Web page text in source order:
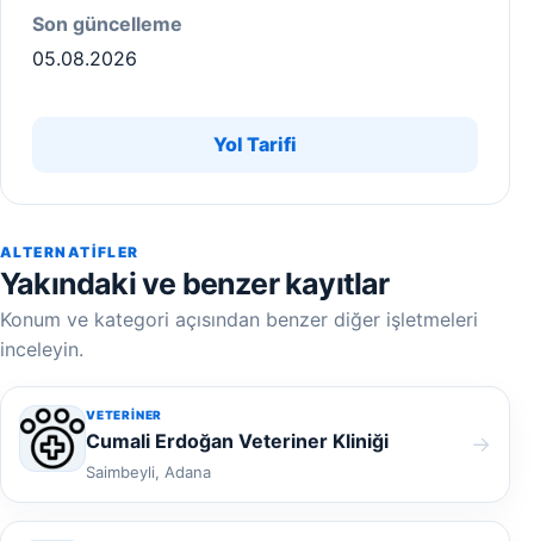
Son güncelleme
05.08.2026
Yol Tarifi
ALTERNATIFLER
Yakındaki ve benzer kayıtlar
Konum ve kategori açısından benzer diğer işletmeleri
inceleyin.
VETERINER
Cumali Erdoğan Veteriner Kliniği
Saimbeyli, Adana
→